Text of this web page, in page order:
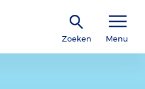
Zoeken Menu